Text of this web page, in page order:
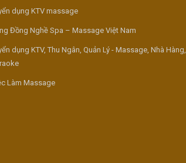
dụng KTV massage
Đồng Nghề Spa – Massage Việt Nam
dụng KTV, Thu Ngân, Quản Lý - Massage, Nhà Hàng,
Làm Massage